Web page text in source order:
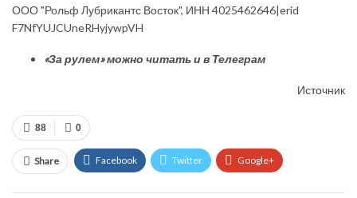
ООО "Рольф Лубрикантс Восток", ИНН 4025462646|erid
F7NfYUJCUneRHyjywpVH
«За рулем» можно читать и в Телеграм
Источник
0
88
Share Facebook Twitter Google+